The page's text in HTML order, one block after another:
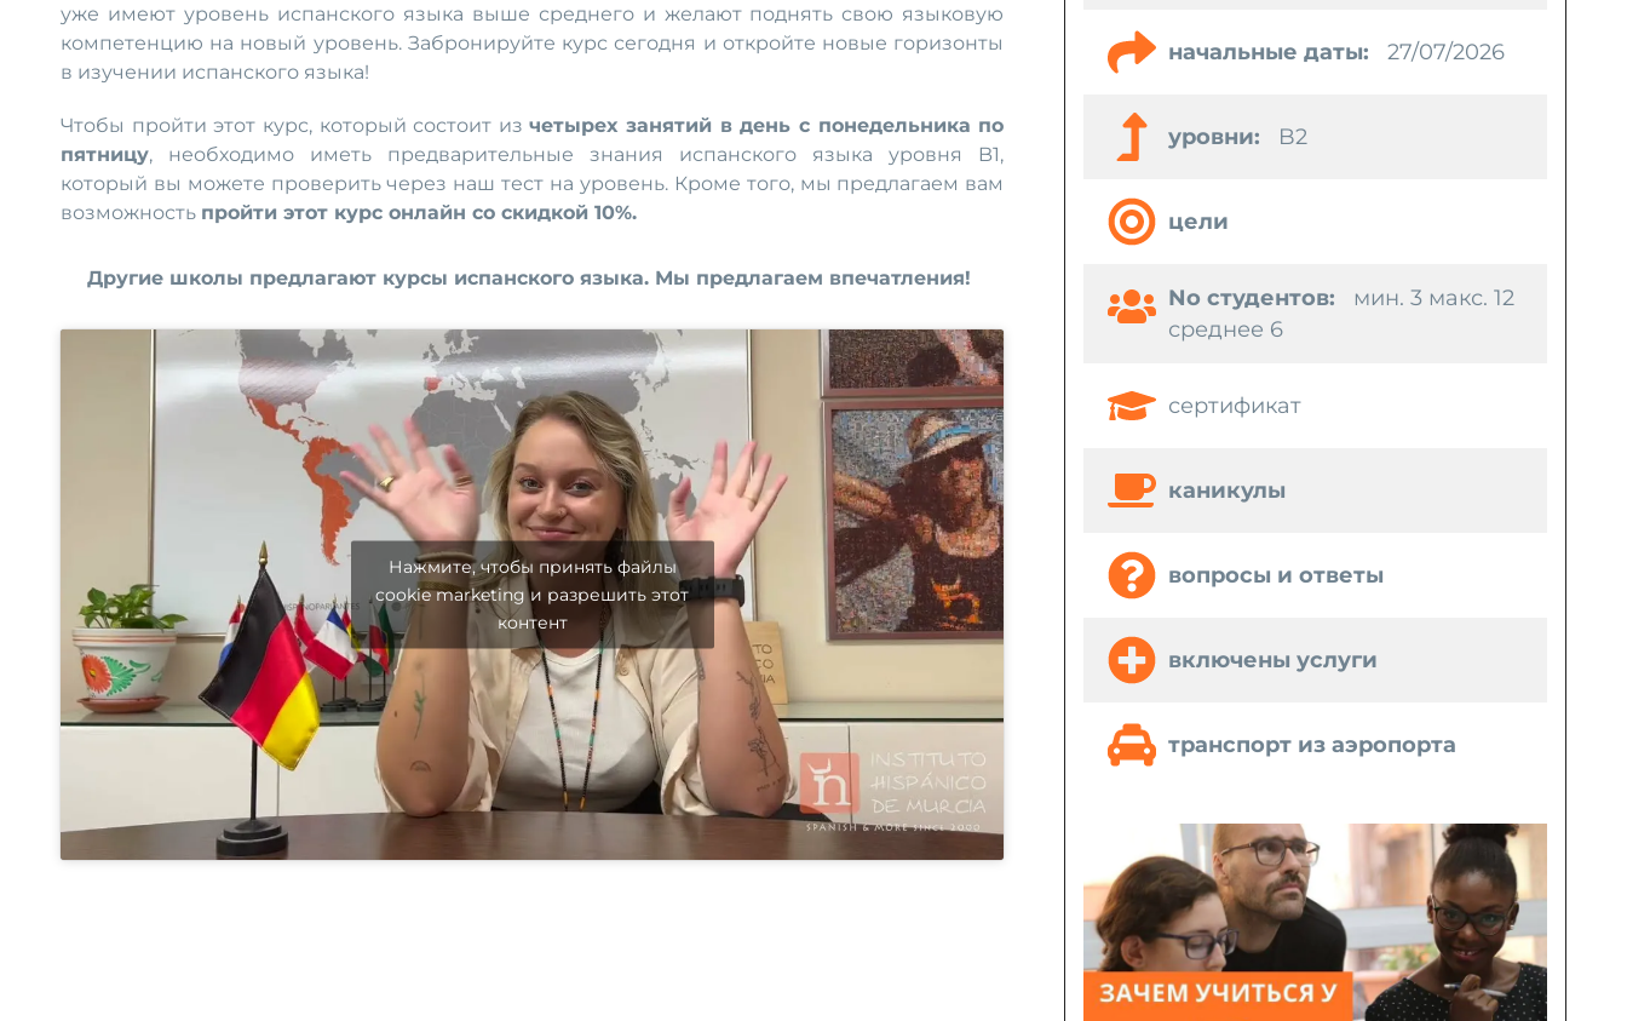
уже имеют уровень испанского языка выше среднего и желают поднять свою языковую
компетенцию на новый уровень. Забронируйте курс сегодня и откройте новые горизонты
в изучении испанского языка!
Чтобы пройти этот курс, который состоит изчетырех занятий в день с понедельника по
пятницу, необходимо иметь предварительные знания испанского языка уровня B1,
который вы можете проверить через наш тест на уровень. Кроме того, мы предлагаем вам
возможность пройти этот курс онлайн со скидкой 10%.
Другие школы предлагают курсы испанского языка. Мы предлагаем впечатления!
Нажмите, чтобы принять файлы
cookie marketing и разрешить этот
контент
начальные даты: 27/07/2026
уровни: B2
цели
No студентов:
мин. 3 макс. 12
среднее 6
сертификат
каникулы
вопросы и ответы
включены услуги
транспорт из аэропорта